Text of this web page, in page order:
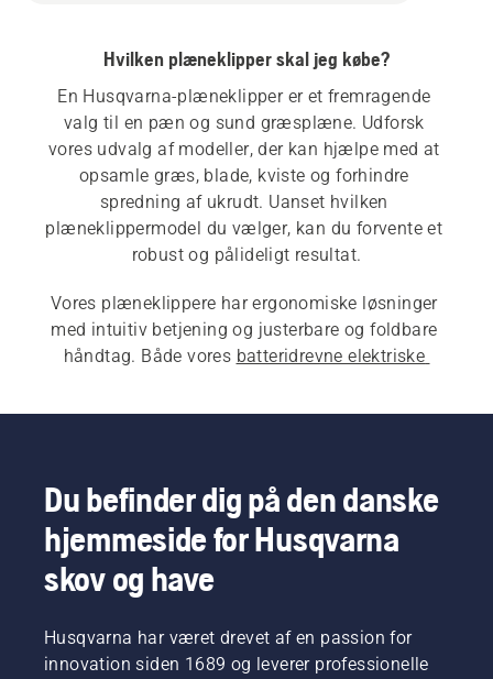
Hvilken plæneklipper skal jeg købe?
En Husqvarna-plæneklipper er et fremragende
valg til en pæn og sund græsplæne. Udforsk
vores udvalg af modeller, der kan hjælpe med at
opsamle græs, blade, kviste og forhindre
spredning af ukrudt. Uanset hvilken
plæneklippermodel du vælger, kan du forvente et
robust og pålideligt resultat.
Vores plæneklippere har ergonomiske løsninger
med intuitiv betjening og justerbare og foldbare
håndtag. Både vores batteridrevne elektriske
udstyret med pålidelige strømkilder og holdbare
brug af maskinen. Besøg vores
købsguide til
plæneklippere for at finde den bedste løsning til
dine behov.
Du befinder dig på den danske
hjemmeside for Husqvarna
skov og have
Husqvarna har været drevet af en passion for
innovation siden 1689 og leverer professionelle